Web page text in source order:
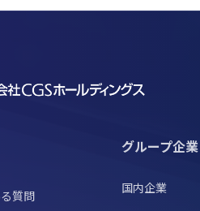
質問
グループ企業
国内企業